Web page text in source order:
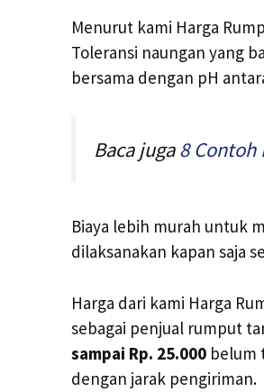
Menurut kami Harga
Toleransi naungan yang
bersama dengan pH
Baca juga8 Contoh
Biaya lebih murah untuk
dilaksanakan kapan saja
Harga dari kami Harga
sebagai penjual rumput
sampai Rp. 25.000 belum
dengan jarak pengiriman.